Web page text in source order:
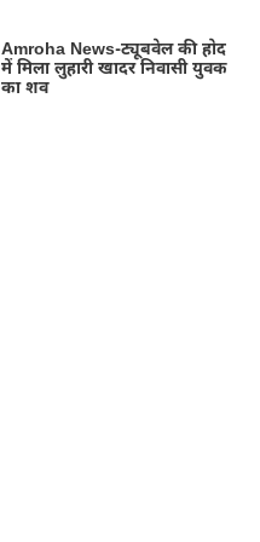
Amroha News-ट्यूबवेल की होद
में मिला लुहारी खादर निवासी युवक
का शव